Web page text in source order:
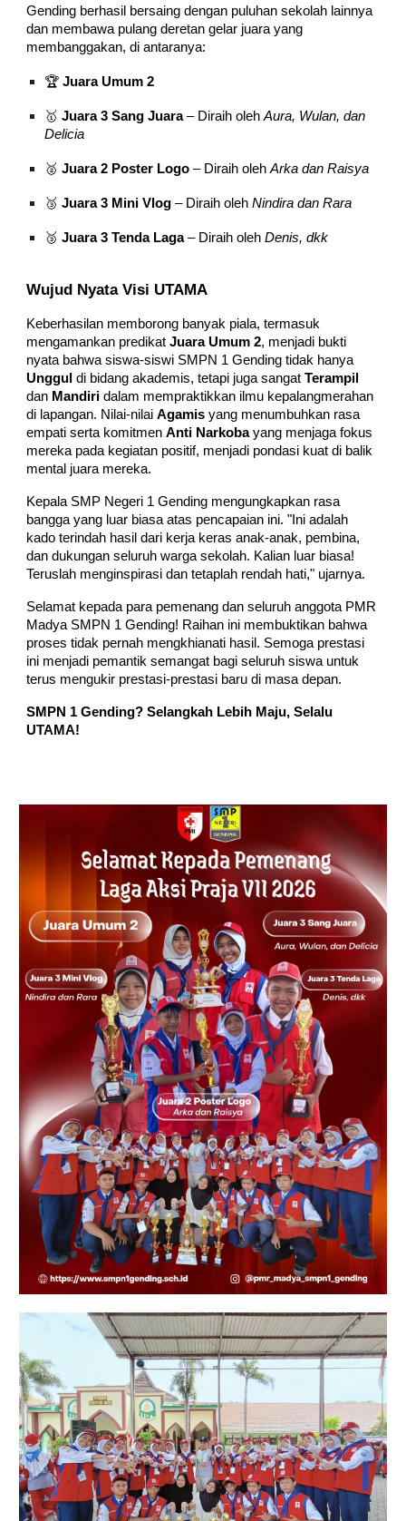
Gending berhasil bersaing dengan puluhan sekolah lainnya
dan membawa pulang deretan gelar juara yang
membanggakan, di antaranya:
🏆Juara Umum 2
🥇Juara 3 Sang Juara– Diraih olehAura, Wulan, dan
Delicia
🥈Juara 2 Poster Logo – Diraih olehArka dan Raisya
🥉Juara 3 Mini Vlog – Diraih olehNindira dan Rara
🥉Juara 3 Tenda Laga– Diraih olehDenis, dkk
Wujud Nyata Visi UTAMA
Keberhasilan memborong banyak piala, termasuk
mengamankan predikatJuara Umum 2, menjadi bukti
nyata bahwa siswa-siswi SMPN 1 Gending tidak hanya
Unggul di bidang akademis, tetapi juga sangatTerampil
dan Mandiri dalam mempraktikkan ilmu kepalangmerahan
di lapangan. Nilai-nilaiAgamis yang menumbuhkan rasa
empati serta komitmenAnti Narkobayang menjaga fokus
mereka pada kegiatan positif, menjadi pondasi kuat di balik
mental juara mereka.
Kepala SMP Negeri 1 Gending mengungkapkan rasa
bangga yang luar biasa atas pencapaian ini. "Ini adalah
kado terindah hasil dari kerja keras anak-anak, pembina,
dan dukungan seluruh warga sekolah. Kalian luar biasa!
Teruslah menginspirasi dan tetaplah rendah hati," ujarnya.
Selamat kepada para pemenang dan seluruh anggota PMR
Madya SMPN 1 Gending! Raihan ini membuktikan bahwa
proses tidak pernah mengkhianati hasil. Semoga prestasi
ini menjadi pemantik semangat bagi seluruh siswa untuk
terus mengukir prestasi-prestasi baru di masa depan.
SMPN 1 Gending? Selangkah Lebih Maju, Selalu
UTAMA!